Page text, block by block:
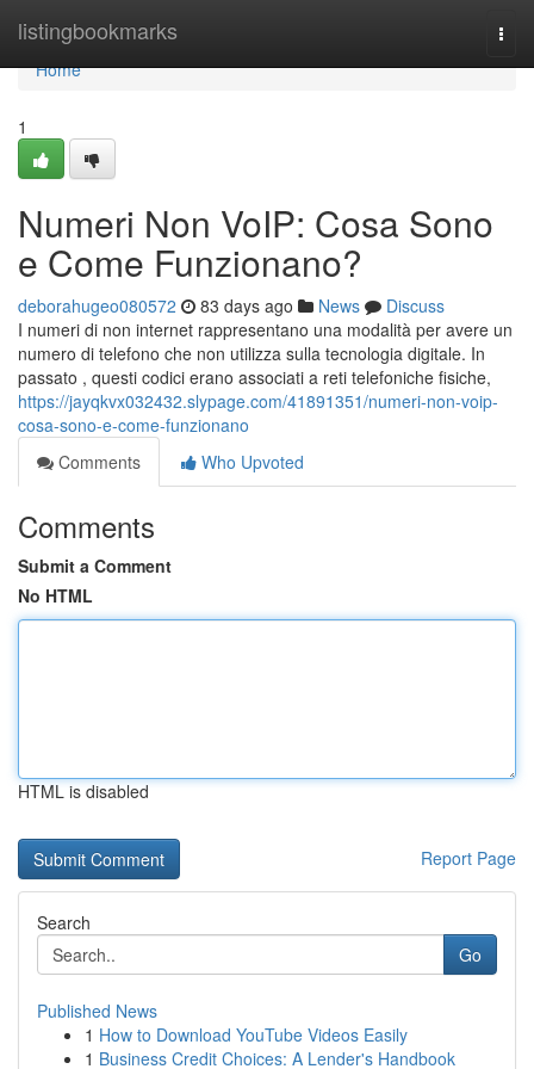
listingbookmarks
Home
Home
1
Numeri Non VoIP: Cosa Sono
e Come Funzionano?
deborahugeo080572 83 days ago News
Discuss
I numeri di non internet rappresentano una modalità per avere un
numero di telefono che non utilizza sulla tecnologia digitale. In
passato , questi codici erano associati a reti telefoniche fisiche,
https://jayqkvx032432.slypage.com/41891351/numeri-non-voip-
cosa-sono-e-come-funzionano
Comments
Who Upvoted
Comments
Submit a Comment
No HTML
HTML is disabled
Report Page
Search
Go
Published News
1 How to Download YouTube Videos Easily
1 Business Credit Choices: A Lender's Handbook